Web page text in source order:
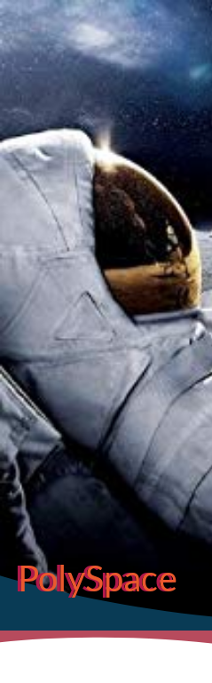
PolySpace